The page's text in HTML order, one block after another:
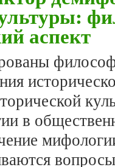
аспект
в